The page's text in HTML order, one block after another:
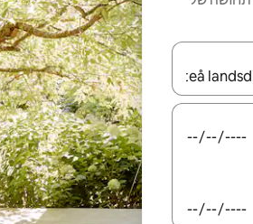
החיצים למעלה ולמטה או לעיין בעזרת תנועות